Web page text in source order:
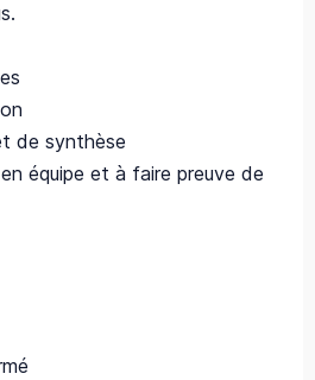
de synthèse
équipe et à faire preuve de